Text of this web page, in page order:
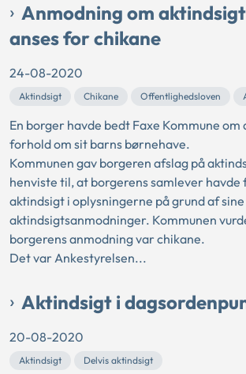
Anmodning om
anses for chikane
24-08-2020
Aktindsigt Chikane Offentlighedsloven
En borger havde bedt Faxe Kommune om
forhold om sit barns børnehave.
Kommunen gav borgeren afslag på
henviste til, at borgerens samlever havde
aktindsigt i oplysningerne på grund af
aktindsigtsanmodninger. Kommunen
borgerens anmodning var chikane.
Det var Ankestyrelsen...
Aktindsigt i
20-08-2020
Aktindsigt
Delvis aktindsigt